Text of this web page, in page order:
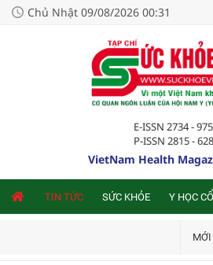
Chủ Nhật 09/08/2026 00:31
E-ISSN 2734 -
P-ISSN 2815 -
VietNam Health
TIN TỨC SỨC KHỎE Y HỌC